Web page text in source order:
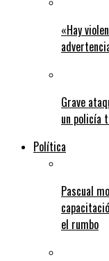
«Hay
Grave
un policía
Política
Pascual
el rumbo